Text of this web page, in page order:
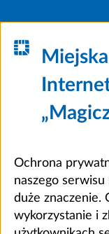
Ochrona
naszego
duże znaczenie.
wykorzystanie i